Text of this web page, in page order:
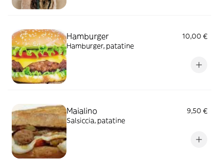
Hamburger
10,00 €
Hamburger, patatine
Maialino
9,50 €
Salsiccia, patatine